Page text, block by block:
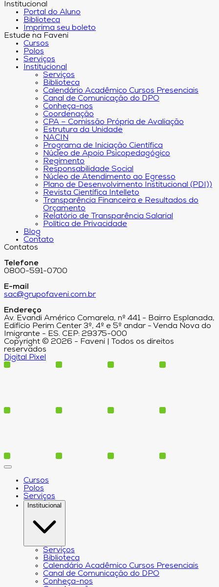
Institucional
Portal do Aluno
Biblioteca
Imprima seu boleto
Estude na Faveni
Cursos
Polos
Serviços
Institucional
Serviços
Biblioteca
Calendário Acadêmico Cursos Presenciais
Canal de Comunicação do DPO
Conheça-nos
Coordenação
CPA – Comissão Própria de Avaliação
Estrutura da Unidade
NACIN
Programa de Iniciação Científica
Núcleo de Apoio Psicopedagógico
Regimento
Responsabilidade Social
Núcleo de Atendimento ao Egresso
Plano de Desenvolvimento Institucional (PDI))
Revista Científica Intelleto
Transparência Financeira e Resultados do
Orçamento
Relatório de Transparência Salarial
Política de Privacidade
Blog
Contato
Contatos
Telefone
0800-591-0700
E-mail
sac@grupofaveni.com.br
Endereço
Av. Evandi Américo Comarela, nº 441 - Bairro Esplanada,
Edifício Perim Center 3º, 4º e 5º andar - Venda Nova do
Imigrante - ES. CEP: 29375-000
Copyright © 2026 - Faveni | Todos os direitos
reservados
Digital Pixel
Cursos
Polos
Serviços
Institucional
Serviços
Biblioteca
Calendário Acadêmico Cursos Presenciais
Canal de Comunicação do DPO
Conheça-nos